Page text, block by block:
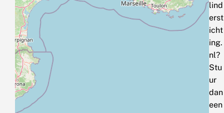
lind
erst
icht
ing.
nl?
Stu
ur
dan
een